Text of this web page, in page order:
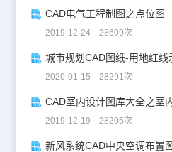
CAD电气工程制图之点位图
2019-12-24 28609次
城市规划CAD图纸-用地红线
2020-01-15 28291次
CAD室内设计图库大全之室
2019-12-19 28205次
新风系统CAD中央空调布置